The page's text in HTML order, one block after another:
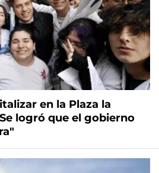
en la Plaza la
logró que el gobierno